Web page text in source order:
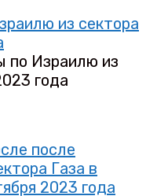
по Израилю из
года